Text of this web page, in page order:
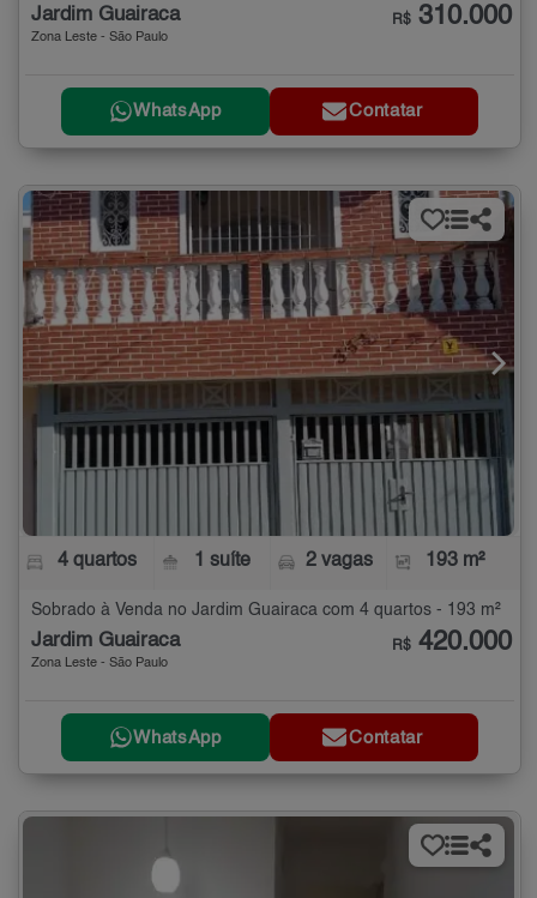
Jardim Guairaca
Zona Leste - São Paulo
R$ 310.000
WhatsApp Contatar
4 quartos 1 suíte 2 vagas 193 m²
Sobrado à Venda no Jardim Guairaca com 4 quartos - 193 m²
Jardim Guairaca
Zona Leste - São Paulo
R$ 420.000
WhatsApp Contatar